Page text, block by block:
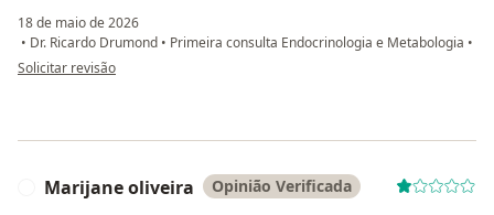
18 de maio de 2026
• Dr. Ricardo Drumond • Primeira consulta Endocrinologia e Metabologia •
na opinião do utilizador Sua conta foi excluída
Solicitar revisão
Marijane oliveira Opinião Verificada